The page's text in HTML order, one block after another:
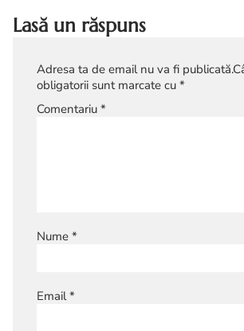
Lasă un răspuns
Adresa ta de email nu va fi publicată.
obligatorii sunt marcate cu *
Comentariu *
Nume *
Email*